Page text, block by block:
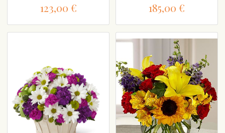
123,00 € 185,00 €